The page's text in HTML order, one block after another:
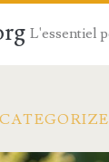
L'essentiel